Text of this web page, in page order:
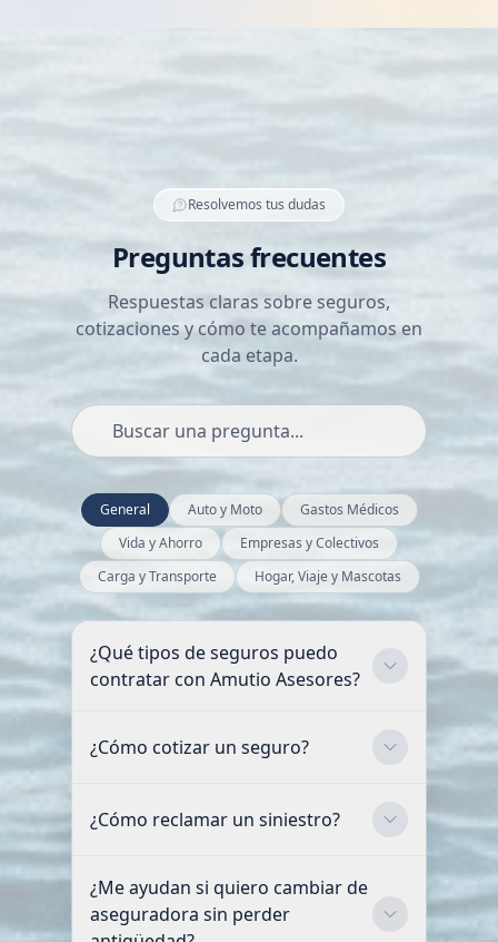
Resolvemos tus dudas
Preguntas frecuentes
Respuestas claras sobre seguros,
cotizaciones y cómo te acompañamos en
cada etapa.
General Auto y Moto
Gastos Médicos
Vida y Ahorro
Empresas y Colectivos
Carga y Transporte
Hogar, Viaje y Mascotas
¿Qué tipos de seguros puedo
contratar con Amutio Asesores?
¿Cómo cotizar un seguro?
¿Cómo reclamar un siniestro?
¿Me ayudan si quiero cambiar de
aseguradora sin perder